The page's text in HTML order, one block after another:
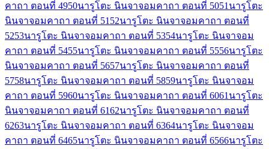
คาถา ตอนที่ 4950นารูโตะ นินจาจอมคาถา ตอนที่ 5051 นารูโตะ
นินจาจอมคาถา ตอนที่ 51 52นารูโตะ นินจาจอมคาถา ตอนที่
5253นารูโตะ นินจาจอมคาถา ตอนที่ 5354นารูโตะ นินจาจอม
คาถา ตอนที่ 5455นารูโตะ นินจาจอมคาถา ตอนที่ 5556นารูโตะ
นินจาจอมคาถา ตอนที่ 5657นารูโตะ นินจาจอมคาถา ตอนที่
5758นารูโตะ นินจาจอมคาถา ตอนที่ 5859นารูโตะ นินจาจอม
คาถา ตอนที่ 5960นารูโตะ นินจาจอมคาถา ตอนที่ 6061 นารูโตะ
นินจาจอมคาถา ตอนที่ 6162นารูโตะ นินจาจอมคาถา ตอนที่
6263นารูโตะ นินจาจอมคาถา ตอนที่ 6364นารูโตะ นินจาจอม
คาถา ตอนที่ 6465นารูโตะ นินจาจอมคาถา ตอนที่ 6566นารูโตะ